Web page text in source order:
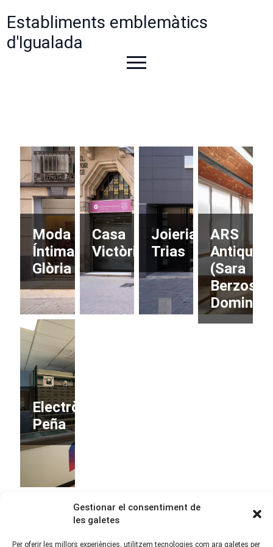
Gestionar el consentiment de
les galetes
Per oferir les millors experiències, utilitzem tecnologies com ara galetes per
Establiments emblemàtics
d'Igualada
Moda
Íntima
Glòria
Casa
Victòria
Joieria
Trias
ARS
Antiqua
(Sara
Berzosa
Electrònica
Peña